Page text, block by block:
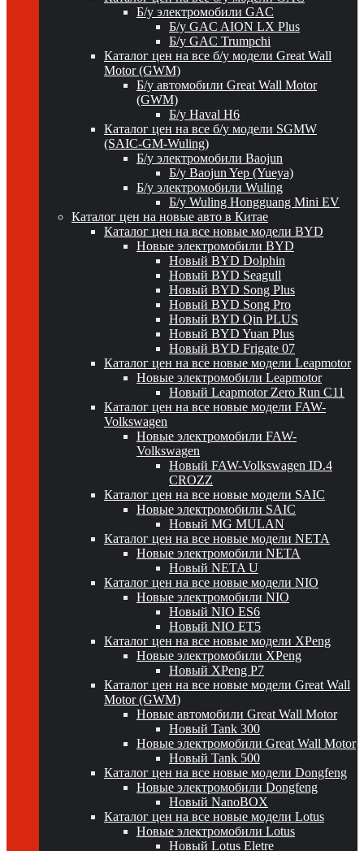
Б/у электромобили GAC
Б/у GAC AION LX Plus
Б/у GAC Trumpchi
Каталог цен на все б/у модели Great Wall
Motor (GWM)
Б/у автомобили Great Wall Motor
(GWM)
Б/у Haval H6
Каталог цен на все б/у модели SGMW
(SAIC-GM-Wuling)
Б/у электромобили Baojun
Б/у Baojun Yep (Yueya)
Б/у электромобили Wuling
Б/у Wuling Hongguang Mini EV
Каталог цен на новые авто в Китае
Каталог цен на все новые модели BYD
Новые электромобили BYD
Новый BYD Dolphin
Новый BYD Seagull
Новый BYD Song Plus
Новый BYD Song Pro
Новый BYD Qin PLUS
Новый BYD Yuan Plus
Новый BYD Frigate 07
Каталог цен на все новые модели Leapmotor
Новые электромобили Leapmotor
Новый Leapmotor Zero Run C11
Каталог цен на все новые модели FAW-
Volkswagen
Новые электромобили FAW-
Volkswagen
Новый FAW-Volkswagen ID.4
CROZZ
Каталог цен на все новые модели SAIC
Новые электромобили SAIC
Новый MG MULAN
Каталог цен на все новые модели NETA
Новые электромобили NETA
Новый NETA U
Каталог цен на все новые модели NIO
Новые электромобили NIO
Новый NIO ES6
Новый NIO ET5
Каталог цен на все новые модели XPeng
Новые электромобили XPeng
Новый XPeng P7
Каталог цен на все новые модели Great Wall
Motor (GWM)
Новые автомобили Great Wall Motor
Новый Tank 300
Новые электромобили Great Wall Motor
Новый Tank 500
Каталог цен на все новые модели Dongfeng
Новые электромобили Dongfeng
Новый NanoBOX
Каталог цен на все новые модели Lotus
Новые электромобили Lotus
Новый Lotus Eletre